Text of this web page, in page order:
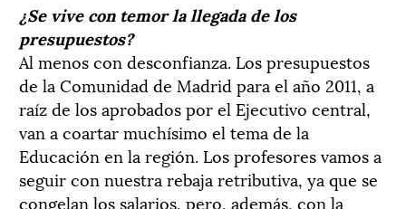
¿Se vive con temor la llegada de los
presupuestos?
Al menos con desconfianza. Los presupuestos
de la Comunidad de Madrid para el año 2011, a
raíz de los aprobados por el Ejecutivo central,
van a coartar muchísimo el tema de la
Educación en la región. Los profesores vamos a
seguir con nuestra rebaja retributiva, ya que se
congelan los salarios, pero, además, con la